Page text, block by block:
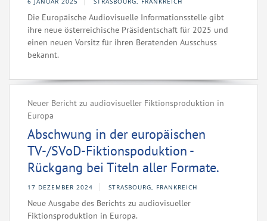
Die Europäische Audiovisuelle Informationsstelle gibt
ihre neue österreichische Präsidentschaft für 2025 und
einen neuen Vorsitz für ihren Beratenden Ausschuss
bekannt.
Neuer Bericht zu audiovisueller Fiktionsproduktion in
Europa
Abschwung in der europäischen
TV-/SVoD-Fiktionspoduktion -
Rückgang bei Titeln aller Formate.
17 DEZEMBER 2024 STRASBOURG, FRANKREICH
Neue Ausgabe des Berichts zu audiovisueller
Fiktionsproduktion in Europa.